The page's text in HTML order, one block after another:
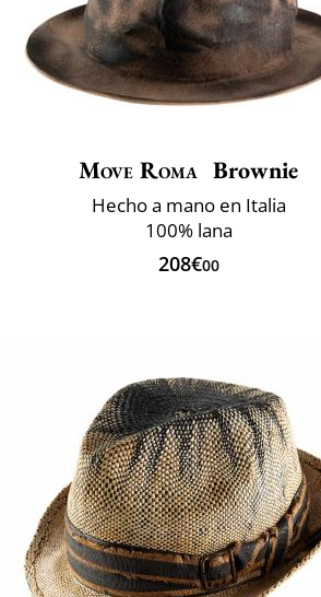
Move Roma Brownie
Hecho a mano en Italia
100% lana
208€00